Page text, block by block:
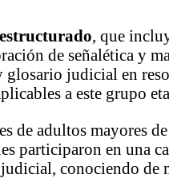
, que
de señalética y
glosario judicial en
a este grupo
de adultos mayores
participaron en una
conociendo de